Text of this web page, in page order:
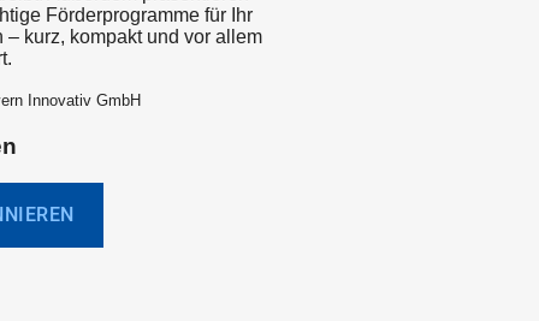
Förderprogramme für Ihr
– kurz, kompakt und vor allem
Innovativ GmbH